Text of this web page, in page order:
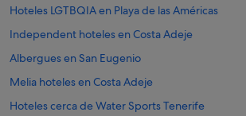
Hoteles LGTBQIA en Playa de las Américas
Independent hoteles en Costa Adeje
Albergues en San Eugenio
Melia hoteles en Costa Adeje
Hoteles cerca de Water Sports Tenerife